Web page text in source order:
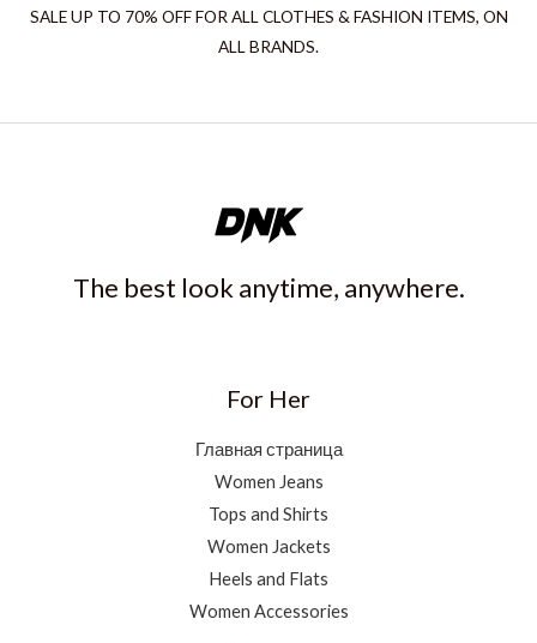
SALE UP TO 70% OFF FOR ALL CLOTHES & FASHION ITEMS, ON
ALL BRANDS.
The best look anytime, anywhere.
For Her
Главная страница
Women Jeans
Tops and Shirts
Women Jackets
Heels and Flats
Women Accessories